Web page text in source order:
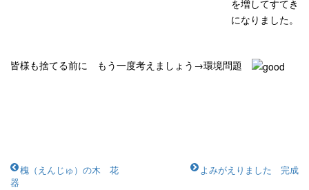
を増してすてき
になりました。
皆様も捨てる前に もう一度考えましょう→環境問題
槐（えんじゅ）の木 花
器
よみがえりました 完成